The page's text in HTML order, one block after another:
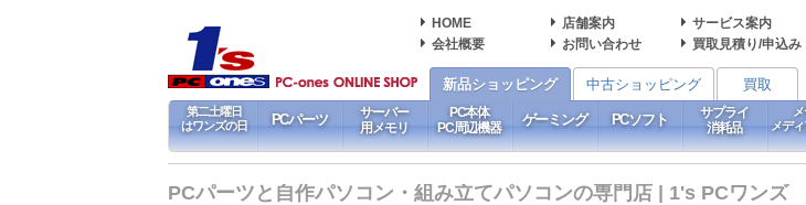
HOME 店舗案内 サービス案内
会社概要
お問い合わせ 買取見積り/申込み
新品ショッピング 中古ショッピング 買取
第二土曜日
はワンズの日
PCパーツ
サーバー
用メモリ
PC本体
PC周辺機器
ゲーミング PCソフト
サプライ
消耗品
メデ
PCパーツと自作パソコン・組み立てパソコンの専門店 | 1's PCワンズ